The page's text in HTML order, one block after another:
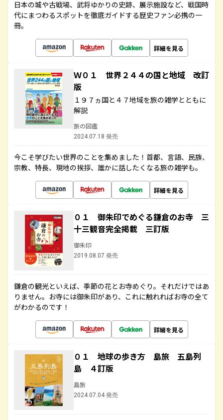
日本の城や古戦場、武将ゆかりの史跡、展示施設など、戦国時
代にまつわるスポットを徹底ガイドする歴史ファン必携の一
冊。
詳細を見る
Ｗ０１ 世界２４４の国と地域 改訂
版
１９７ヵ国と４７地域を旅の雑学とともに
解説
旅の図鑑
2024.07.18 発売
今こそ学びたい世界のことを集めました！首都、言語、民族、
宗教、特長、現地の挨拶、誰かに話したくなる旅の雑学も。
詳細を見る
０１ 御朱印でめぐる鎌倉のお寺 三
十三観音完全掲載 三訂版
御朱印
2019.08.07 発売
鎌倉の観光といえば、季節の花とお寺めぐり。それだけではあ
りません。お寺には御朱印があり、これに触れればお寺の全て
がわかるのです！
詳細を見る
０１ 地球の歩き方 島旅 五島列
島 ４訂版
島旅
2024.07.04 発売